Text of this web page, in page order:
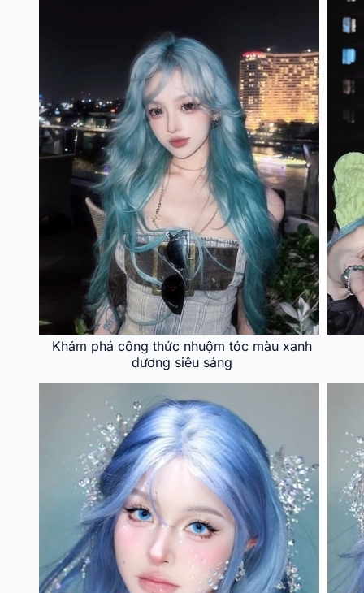
Khám phá công thức nhuộm tóc màu xanh
dương siêu sáng